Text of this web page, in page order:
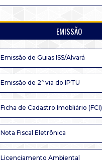
EMISSÃO
Emissão de Guias ISS/Alvará
Emissão de 2ª via do IPTU
Ficha de Cadastro Imobliário (FCI)
Nota Fiscal Eletrônica
Licenciamento Ambiental